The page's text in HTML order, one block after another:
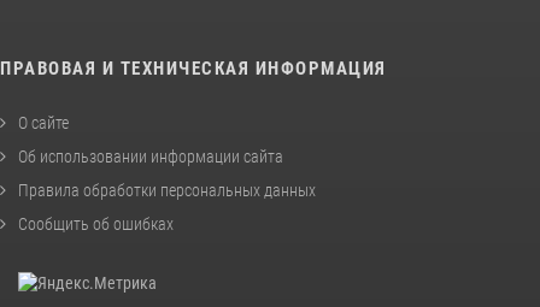
ПРАВОВАЯ И ТЕХНИЧЕСКАЯ ИНФОРМАЦИЯ
О сайте
Об использовании информации сайта
Правила обработки персональных данных
Сообщить об ошибках